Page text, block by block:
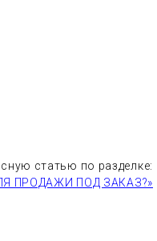
статью по разделке:
ПРОДАЖИ ПОД ЗАКАЗ?»